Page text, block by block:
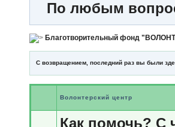
По любым
Благотворительный фонд
С возвращением, последний раз вы были
Волонтерский центр
Как помочь? С